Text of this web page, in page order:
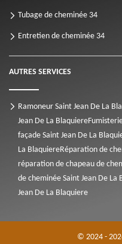
Tubage de cheminée 34
Entretien de cheminée 34
AUTRES SERVICES
Ramoneur Saint Jean De La
Jean De La Blaquiere
façade Saint Jean De La
La BlaquiereRéparation de
réparation de chapeau de
de cheminée Saint Jean De La
Jean De La Blaquiere
© 2024 -